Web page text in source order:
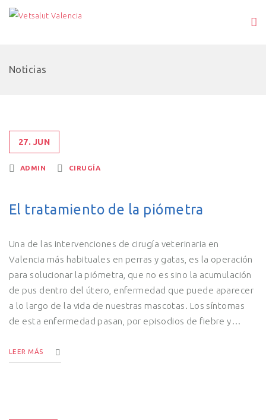
Noticias
27. JUN
ADMIN CIRUGÍA
El tratamiento de la piómetra
Una de las intervenciones de cirugía veterinaria en
Valencia más habituales en perras y gatas, es la operación
para solucionar la piómetra, que no es sino la acumulación
de pus dentro del útero, enfermedad que puede aparecer
a lo largo de la vida de nuestras mascotas. Los síntomas
de esta enfermedad pasan, por episodios de fiebre y…
LEER MÁS